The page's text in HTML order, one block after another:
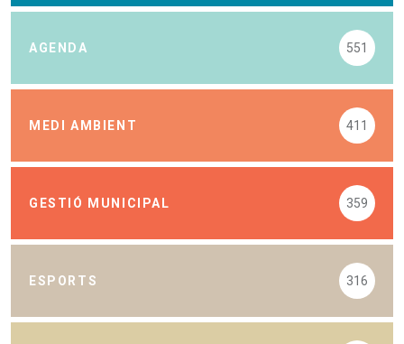
AGENDA 551
MEDI AMBIENT 411
GESTIÓ MUNICIPAL 359
ESPORTS 316